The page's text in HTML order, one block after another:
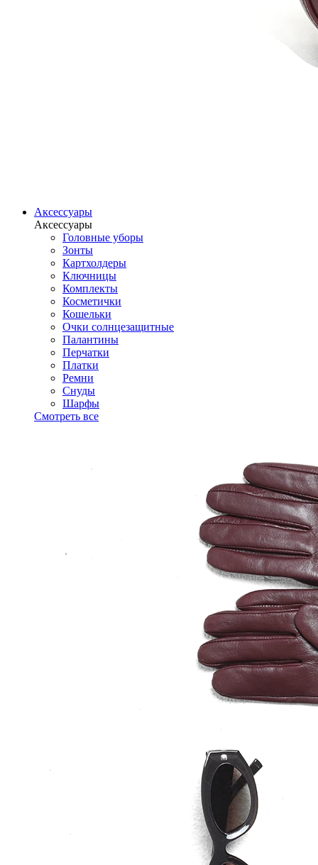
Аксессуары
Аксессуары
Головные уборы
Зонты
Картхолдеры
Ключницы
Комплекты
Косметички
Кошельки
Очки солнцезащитные
Палантины
Перчатки
Платки
Ремни
Снуды
Шарфы
Смотреть все